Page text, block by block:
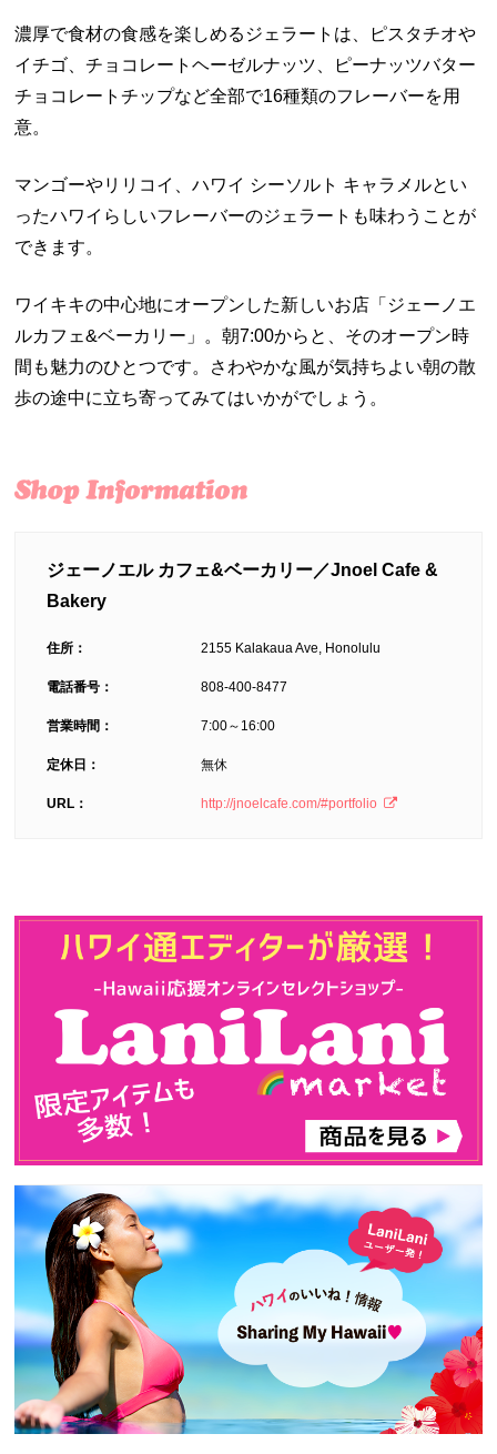
濃厚で食材の食感を楽しめるジェラートは、ピスタチオや
イチゴ、チョコレートヘーゼルナッツ、ピーナッツバター
チョコレートチップなど全部で16種類のフレーバーを用
意。
マンゴーやリリコイ、ハワイ シーソルト キャラメルとい
ったハワイらしいフレーバーのジェラートも味わうことが
できます。
ワイキキの中心地にオープンした新しいお店「ジェーノエ
ルカフェ&ベーカリー」。朝7:00からと、そのオープン時
間も魅力のひとつです。さわやかな風が気持ちよい朝の散
歩の途中に立ち寄ってみてはいかがでしょう。
ジェーノエル カフェ&ベーカリー／Jnoel Cafe &
Bakery
住所： 2155 Kalakaua Ave, Honolulu
電話番号： 808-400-8477
営業時間： 7:00～16:00
定休日： 無休
URL： http://jnoelcafe.com/#portfolio